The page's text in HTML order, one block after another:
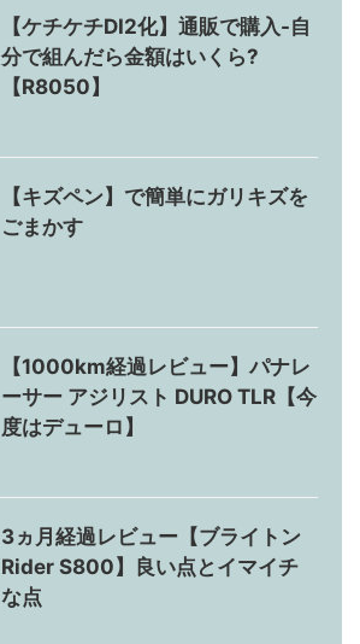
【ケチケチDI2化】通販で購入-自
分で組んだら金額はいくら?
【R8050】
【キズペン】で簡単にガリキズを
ごまかす
【1000km経過レビュー】パナレ
ーサー アジリスト DURO TLR【今
度はデューロ】
3ヵ月経過レビュー【ブライトン
Rider S800】良い点とイマイチ
な点